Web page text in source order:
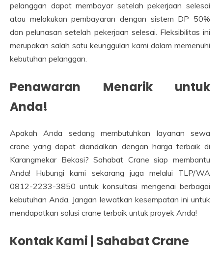
pelanggan dapat membayar setelah pekerjaan selesai
atau melakukan pembayaran dengan sistem DP 50%
dan pelunasan setelah pekerjaan selesai. Fleksibilitas ini
merupakan salah satu keunggulan kami dalam memenuhi
kebutuhan pelanggan.
Penawaran Menarik untuk
Anda!
Apakah Anda sedang membutuhkan layanan sewa
crane yang dapat diandalkan dengan harga terbaik di
Karangmekar Bekasi? Sahabat Crane siap membantu
Anda! Hubungi kami sekarang juga melalui TLP/WA
0812-2233-3850 untuk konsultasi mengenai berbagai
kebutuhan Anda. Jangan lewatkan kesempatan ini untuk
mendapatkan solusi crane terbaik untuk proyek Anda!
Kontak Kami | Sahabat Crane